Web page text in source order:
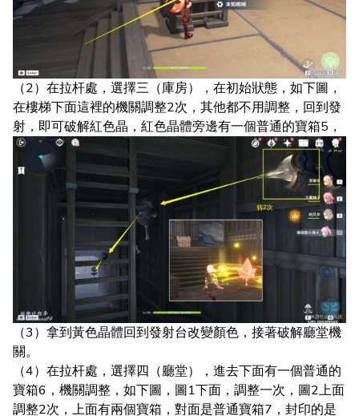
（2）在拉杆處，選擇三（庫房），在初始狀態，如下圖，
在樓梯下面這裡的機關調整2次，其他都不用調整，回到發
射，即可破解紅色晶，紅色晶體旁邊有一個普通的寶箱5，
（3）拿到黃色晶體回到發射台改變顏色，接著破解廳堂機
關。
（4）在拉杆處，選擇四（廳堂），進去下面有一個普通的
寶箱6，機關調整，如下圖，圖1下面，調整一次，圖2上面
調整2次，上面有兩個寶箱，對面是普通寶箱7，封印的是